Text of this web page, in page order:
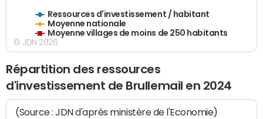
Ressources d'investissement / habitant
Moyenne nationale
Moyenne villages de moins de 250 habitants
© JDN 2026
Répartition des ressources
d'investissement de Brullemail en 2024
(Source : JDN d'après ministère de l'Economie)